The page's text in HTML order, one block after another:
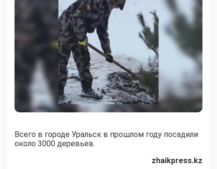
Всего в городе Уральск в прошлом году посадили
около 3000 деревьев.
zhaikpress.kz